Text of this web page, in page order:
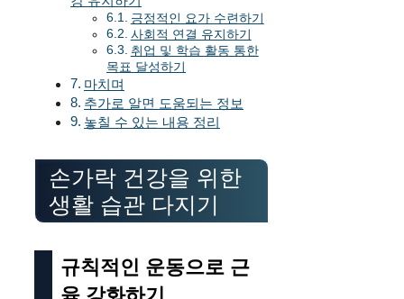
긍정적인 요가 수련하기
사회적 연결 유지하기
취업 및 학습 활동 통한
목표 달성하기
마치며
추가로 알면 도움되는 정보
놓칠 수 있는 내용 정리
손가락 건강을 위한
생활 습관 다지기
규칙적인 운동으로 근